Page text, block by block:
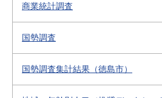
商業統計調査
国勢調査
国勢調査集計結果（徳島市）